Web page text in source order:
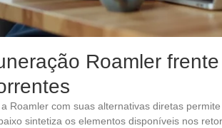
Roamler
Roamler com suas alternativas diretas
sintetiza os elementos disponíveis nos